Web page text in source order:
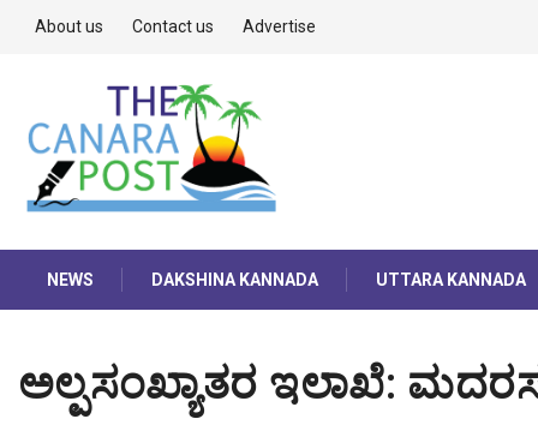
About us Contact us Advertise
NEWS DAKSHINA KANNADA UTTARA KANNADA
ಅಲ್ಪಸಂಖ್ಯಾತರ ಇಲಾಖೆ: